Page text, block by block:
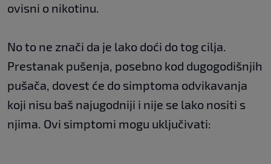
ovisni o nikotinu.
No to ne znači da je lako doći do tog cilja.
Prestanak pušenja, posebno kod dugogodišnjih
pušača, dovest će do simptoma odvikavanja
koji nisu baš najugodniji i nije se lako nositi s
njima. Ovi simptomi mogu uključivati: